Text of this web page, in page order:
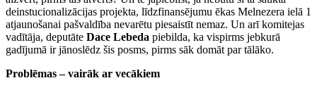
deinstucionalizācijas projekta, līdzfinansējumu ēkas Melnezera ielā 1
atjaunošanai pašvaldība nevarētu piesaistīt nemaz. Un arī komitejas
vadītāja, deputāte Dace Lebeda piebilda, ka vispirms jebkurā
gadījumā ir jānoslēdz šis posms, pirms sāk domāt par tālāko.
Problēmas – vairāk ar vecākiem